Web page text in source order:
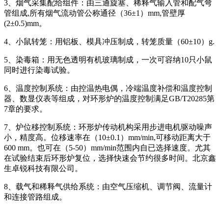
3、烟气采集配给组件：由三通旋塞、稀释气输入管和配气弯
管组成,所有烟气流动管公称通径（36±1）mm,管壁厚
(2±0.5)mm。
4、小鼠转笼：用铝板、模具冲压制成，转笼质量（60±10）g.
5、染毒箱：用无色透明有机玻璃制成，一次可容纳10只小鼠
同时进行染毒试验。
6、温度控制系统：由控温热电偶，冷端温度补偿和温度控制
器、数显仪表等组成，对环形炉的温度控制满足GB/T20285第
7章的要求。
7、炉位移控制系统：环形炉传动机构采用步进电机驱动噪声
小，精度高。位移速率在（10±0.1）mm/min,可移动距离大于
600 mm。也可在（5-50）mm/min范围内自已选择速度。尤其
在试验结束后环形炉复位，选择快速会节约很多时间。北京鑫
生卓锐科技有限公司。
8、载气和稀释气供给系统：由空气压缩机、调节阀、流量计
和连接管路组成。